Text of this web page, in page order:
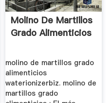
Molino De Martillos
Grado Alimenticios
molino de martillos grado
alimenticios
waterionizerbiz. molino de
martillos grado